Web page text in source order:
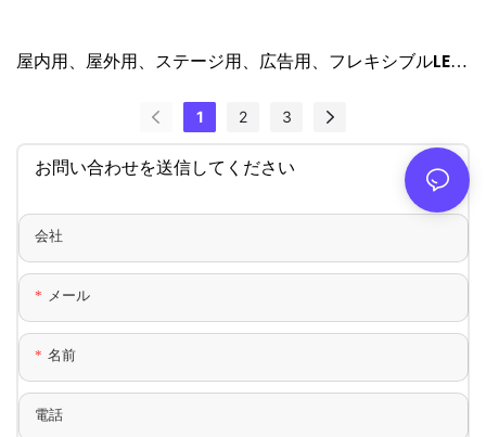
屋内用、屋外用、ステージ用、広告用、フレキシブルLED
クリーンを取り揃えています。
1 2 3
お問い合わせを送信してください
会社
メール
名前
電話